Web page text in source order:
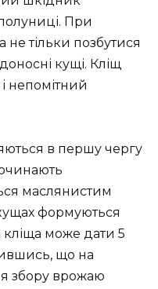
При
тільки позбутися
кущі. Кліщ
непомітний
в першу чергу
маслянистим
формуються
кліща може дати 5
що на
збору врожаю